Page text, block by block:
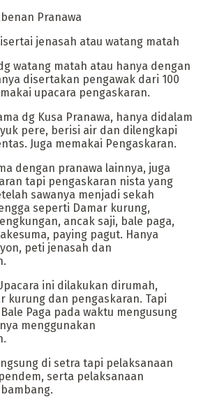
Pranawa
jenasah atau watang matah
watang matah atau hanya dengan
disertakan pengawak dari 100
upacara pengaskaran.
dg Kusa Pranawa, hanya didalam
pere, berisi air dan dilengkapi
Juga memakai Pengaskaran.
dengan pranawa lainnya, juga
tapi pengaskaran nista yang
sawanya menjadi sekah
seperti Damar kurung,
ancak saji, bale paga,
paying pagut. Hanya
peti jenasah dan
ini dilakukan dirumah,
kurung dan pengaskaran. Tapi
Paga pada waktu mengusung
menggunakan
di setra tapi pelaksanaan
serta pelaksanaan